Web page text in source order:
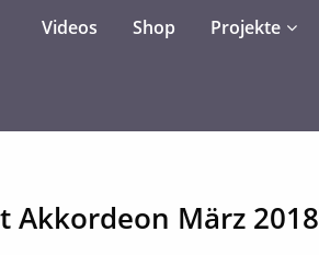
Videos
Shop Projekte
Akkordeon März 2018